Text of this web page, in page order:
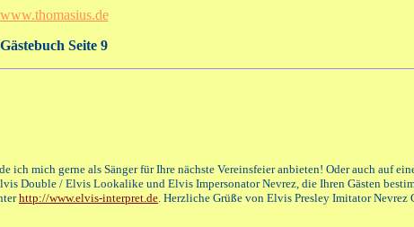
www.thomasius.de
Gästebuch Seite 9
mich gerne als Sänger für Ihre nächste Vereinsfeier anbieten! Oder auch auf
Double / Elvis Lookalike und Elvis Impersonator Nevrez, die Ihren Gästen
http://www.elvis-interpret.de. Herzliche Grüße von Elvis Presley Imitator Nevrez